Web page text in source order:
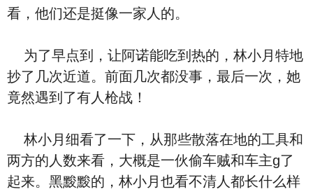
看，他们还是挺像一家人的。
为了早点到，让阿诺能吃到热的，林小月特地
抄了几次近道。前面几次都没事，最后一次，她
竟然遇到了有人枪战！
林小月细看了一下，从那些散落在地的工具和
两方的人数来看，大概是一伙偷车贼和车主g了
起来。黑黢黢的，林小月也看不清人都长什么样